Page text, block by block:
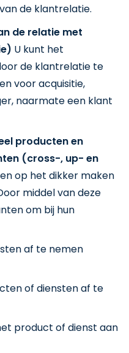
de klantrelatie.
de relatie met
U kunt het
de klantrelatie te
voor acquisitie,
naarmate een klant
producten en
(cross-, up- en
op het dikker maken
middel van deze
om bij hun
af te nemen
of diensten af te
product of dienst aan